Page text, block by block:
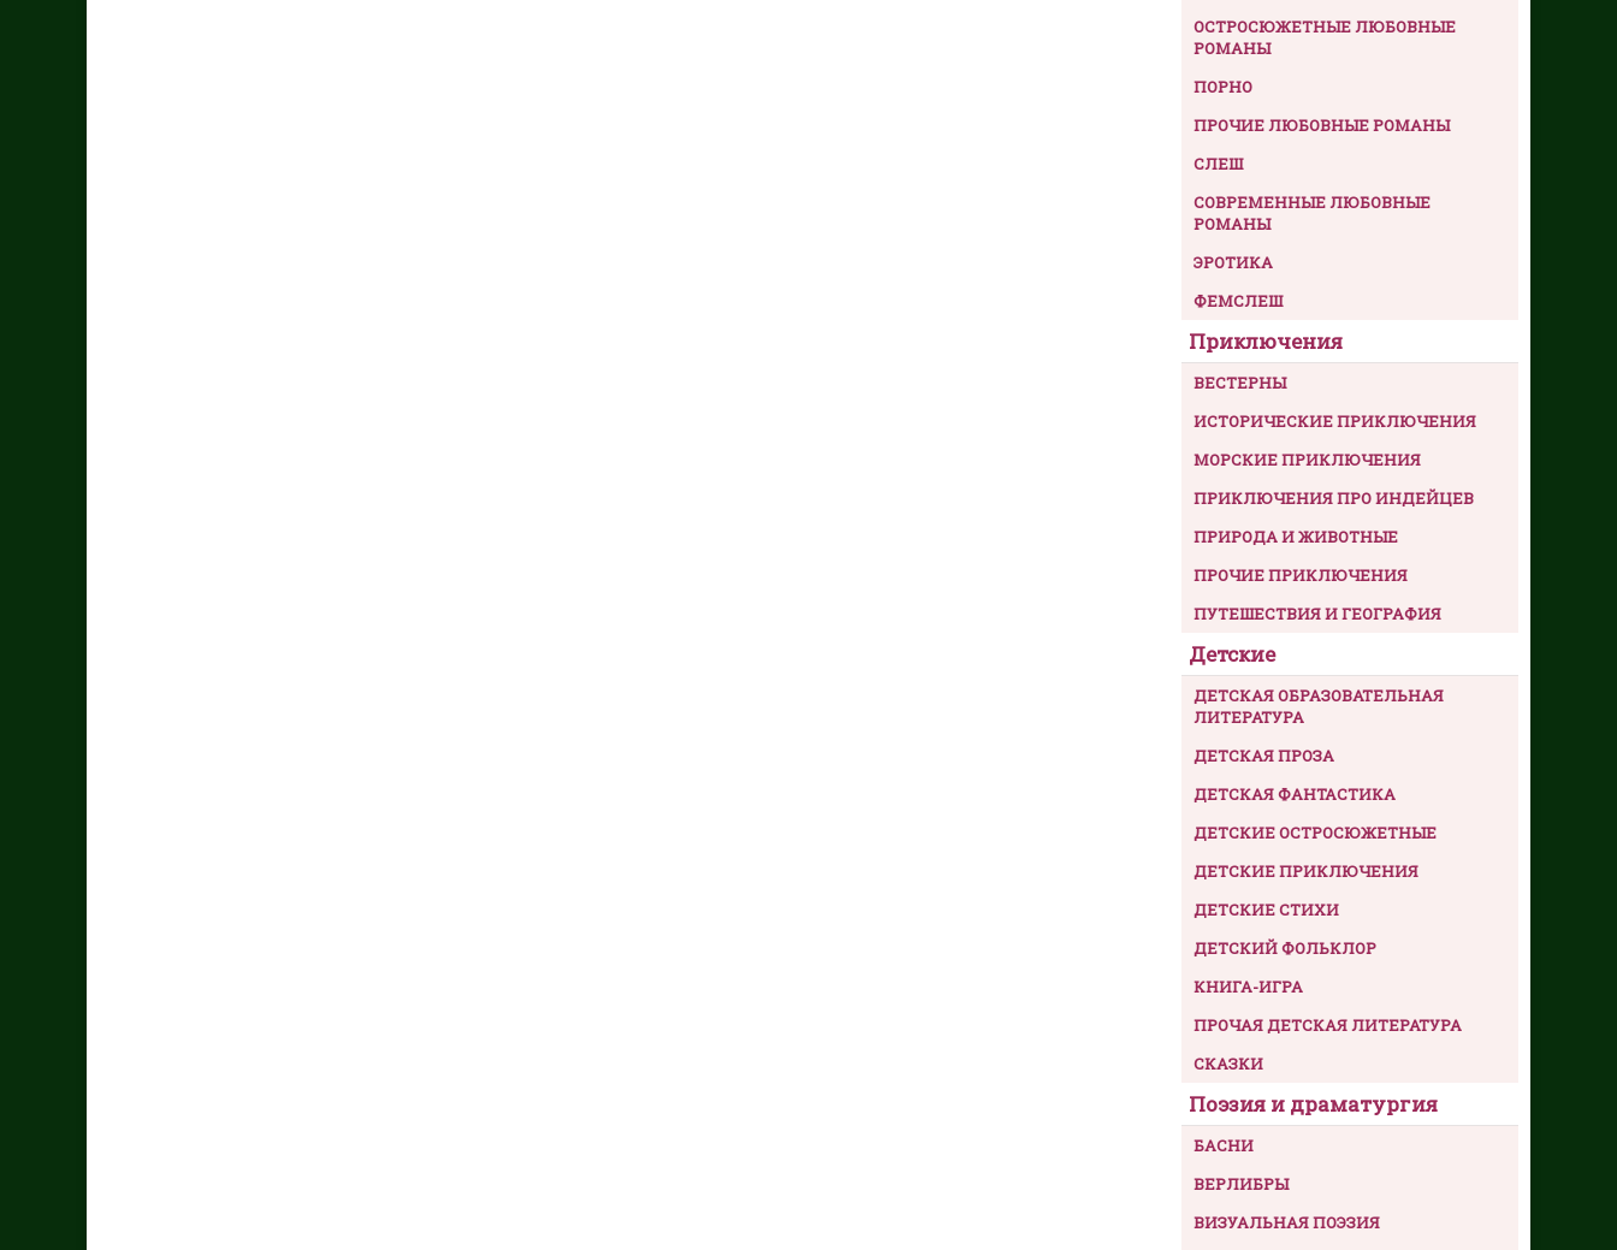
ОСТРОСЮЖЕТНЫЕ ЛЮБОВНЫЕ
РОМАНЫ
ПОРНО
ПРОЧИЕ ЛЮБОВНЫЕ РОМАНЫ
СЛЕШ
СОВРЕМЕННЫЕ ЛЮБОВНЫЕ
РОМАНЫ
ЭРОТИКА
ФЕМСЛЕШ
Приключения
ВЕСТЕРНЫ
ИСТОРИЧЕСКИЕ ПРИКЛЮЧЕНИЯ
МОРСКИЕ ПРИКЛЮЧЕНИЯ
ПРИКЛЮЧЕНИЯ ПРО ИНДЕЙЦЕВ
ПРИРОДА И ЖИВОТНЫЕ
ПРОЧИЕ ПРИКЛЮЧЕНИЯ
ПУТЕШЕСТВИЯ И ГЕОГРАФИЯ
Детские
ДЕТСКАЯ ОБРАЗОВАТЕЛЬНАЯ
ЛИТЕРАТУРА
ДЕТСКАЯ ПРОЗА
ДЕТСКАЯ ФАНТАСТИКА
ДЕТСКИЕ ОСТРОСЮЖЕТНЫЕ
ДЕТСКИЕ ПРИКЛЮЧЕНИЯ
ДЕТСКИЕ СТИХИ
ДЕТСКИЙ ФОЛЬКЛОР
КНИГА-ИГРА
ПРОЧАЯ ДЕТСКАЯ ЛИТЕРАТУРА
СКАЗКИ
Поэзия и драматургия
БАСНИ
ВЕРЛИБРЫ
ВИЗУАЛЬНАЯ ПОЭЗИЯ